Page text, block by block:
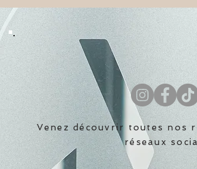
Venez découvrir toutes nos
réseaux